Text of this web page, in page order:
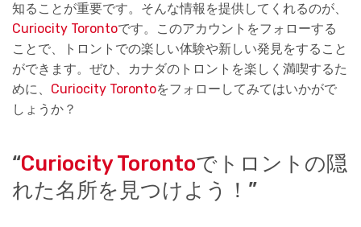
知ることが重要です。そんな情報を提供してくれるのが、
Curiocity Torontoです。このアカウントをフォローする
ことで、トロントでの楽しい体験や新しい発見をすること
ができます。ぜひ、カナダのトロントを楽しく満喫するた
めに、 Curiocity Torontoをフォローしてみてはいかがで
しょうか？
“Curiocity Torontoでトロントの隠
れた名所を見つけよう！”